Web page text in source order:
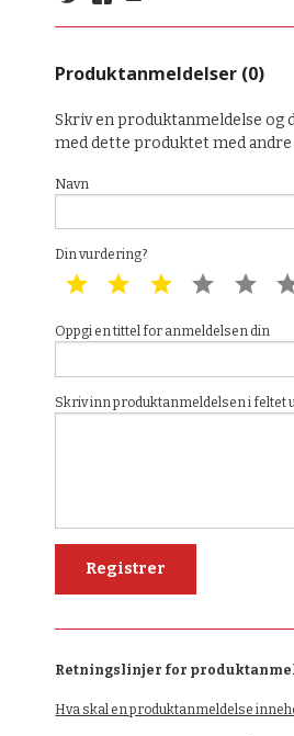
Produktanmeldelser (0)
Skriv en produktanmeldelse og
med dette produktet med andre
Navn
Din vurdering?
1 star 2 star 3 star 4 star 5
Oppgi en tittel for anmeldelsen din
Skriv inn produktanmeldelsen i feltet
Retningslinjer for
Hva skal en produktanmeldelse